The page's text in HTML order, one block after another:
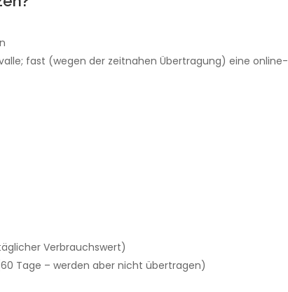
fast (wegen der zeitnahen Übertragung) eine online-
Verbrauchswert)
Tage – werden aber nicht übertragen)